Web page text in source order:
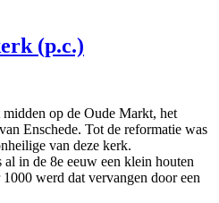
(p.c.)
op de Oude Markt, het
Enschede. Tot de reformatie was
van deze kerk.
in de 8e eeuw een klein houten
werd dat vervangen door een